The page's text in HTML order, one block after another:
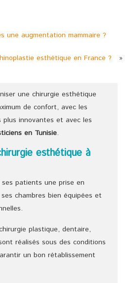
une augmentation mammaire ?
esthétique en France ? »
une chirurgie esthétique
de confort, avec les
plus innovantes et avec les
en Tunisie.
esthétique à
patients une prise en
chambres bien équipées et
plastique, dentaire,
réalisés sous des conditions
un bon rétablissement